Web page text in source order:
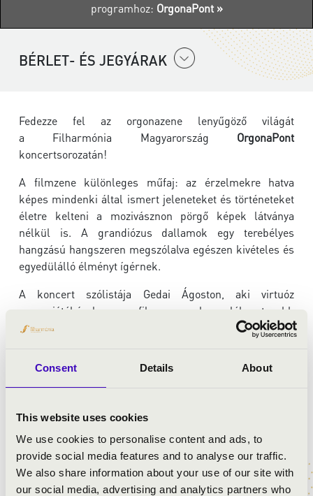
Consent Details About
This website uses cookies
We use cookies to personalise content and ads, to
provide social media features and to analyse our traffic.
We also share information about your use of our site with
our social media, advertising and analytics partners who
programhoz: OrgonaPont »
BÉRLET- ÉS JEGYÁRAK
Fedezze fel az orgonazene lenyűgöző világát
a Filharmónia Magyarország
OrgonaPont
koncertsorozatán!
A filmzene különleges műfaj: az érzelmekre hatva
képes mindenki által ismert jeleneteket és történeteket
életre kelteni a mozivásznon pörgő képek látványa
nélkül is. A grandiózus dallamok egy terebélyes
hangzású hangszeren megszólalva egészen kivételes és
egyedülálló élményt ígérnek.
A koncert szólistája Gedai Ágoston, aki virtuóz
orgonajátékával a filmzene legemlékezetesebb
pillanatait idézi meg. A program igazi időutazás a
Rózsa Miklós epikus nyitánya a
-ből, Samuel
amelyet a
Mindhalálig zene
Daphnis és Chloébalettből, Vangelis zenéje
paradicsom meghódításacímű filmből, valamint aYentl
megható dala, Michel Legrand tollából. A szenvedély